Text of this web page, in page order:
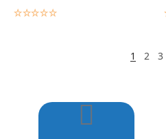
Lựa chọn các tùy chọn
1 2 3